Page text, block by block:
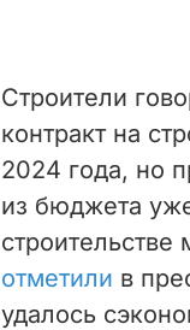
Строители
контракт на
2024 года, но
из бюджета
отметили в
удалось